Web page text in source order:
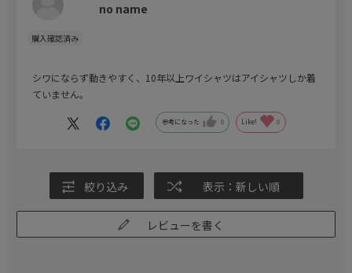
no name
シワにならず動きやすく、10年以上ワイシャツはアイシャツしか着
ていません。
参考になった 0 Like! 0
絞り込み 表示：新しい順
レビューを書く